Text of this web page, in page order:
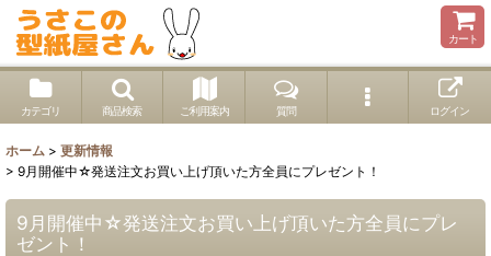
カート
カテゴリ 商品検索 ご利用案内 質問 ログイン
ホーム > 更新情報
> 9月開催中☆発送注文お買い上げ頂いた方全員にプレゼント！
9月開催中☆発送注文お買い上げ頂いた方全員にプレ
ゼント！